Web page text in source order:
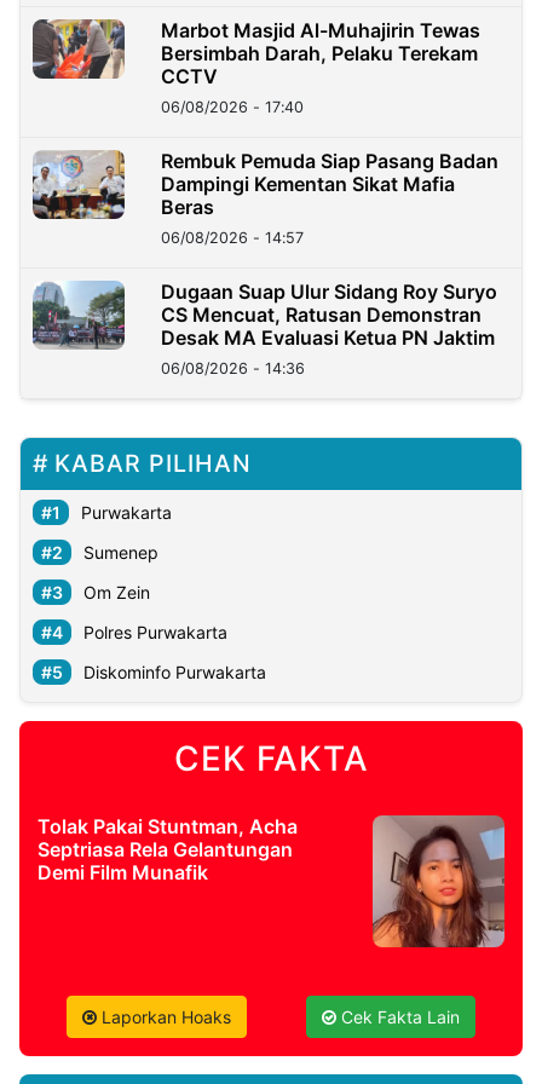
Marbot Masjid Al-Muhajirin Tewas
Bersimbah Darah, Pelaku Terekam
CCTV
06/08/2026 - 17:40
Rembuk Pemuda Siap Pasang Badan
Dampingi Kementan Sikat Mafia
Beras
06/08/2026 - 14:57
Dugaan Suap Ulur Sidang Roy Suryo
CS Mencuat, Ratusan Demonstran
Desak MA Evaluasi Ketua PN Jaktim
06/08/2026 - 14:36
KABAR PILIHAN
Purwakarta
Sumenep
Om Zein
Polres Purwakarta
Diskominfo Purwakarta
CEK FAKTA
Tolak Pakai Stuntman, Acha
Septriasa Rela Gelantungan
Demi Film Munafik
Laporkan Hoaks Cek Fakta Lain